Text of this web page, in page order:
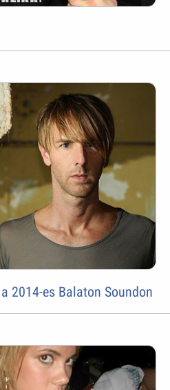
2014-es Balaton Soundon